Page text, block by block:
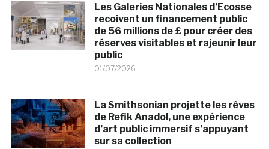
Les Galeries Nationales d’Ecosse
recoivent un financement public
de 56 millions de £ pour créer des
réserves visitables et rajeunir leur
public
01/07/2026
La Smithsonian projette les rêves
de Refik Anadol, une expérience
d’art public immersif s’appuyant
sur sa collection